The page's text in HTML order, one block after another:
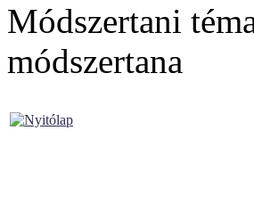
Módszertani
módszertana